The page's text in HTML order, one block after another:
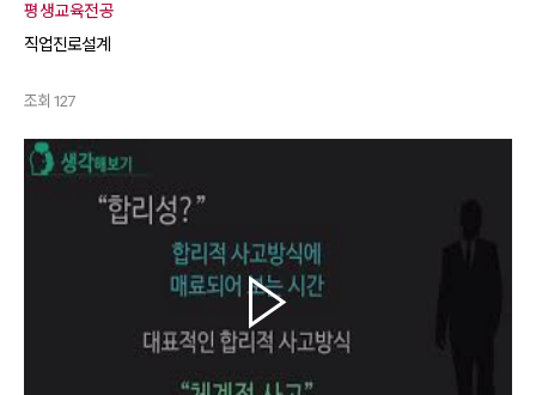
평생교육전공
직업진로설계
조회 127